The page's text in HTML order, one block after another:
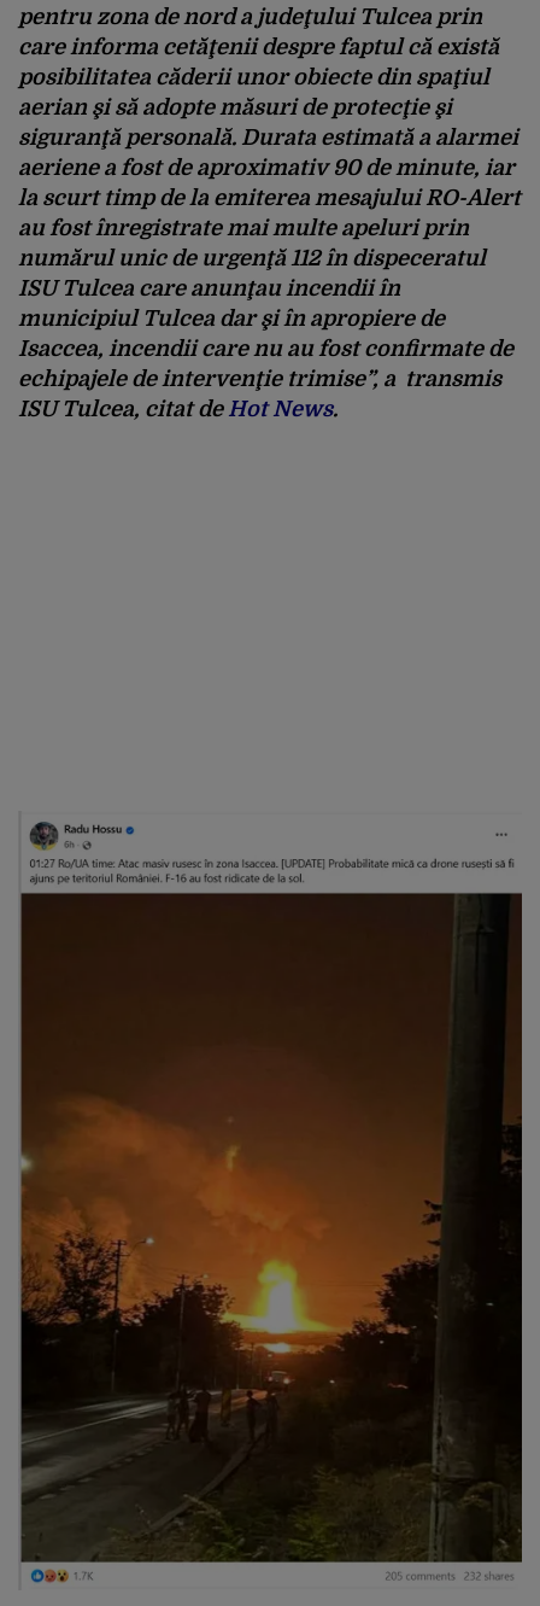
pentru zona de nord a judeţului Tulcea prin
care informa cetăţenii despre faptul că există
posibilitatea căderii unor obiecte din spaţiul
aerian şi să adopte măsuri de protecţie şi
siguranţă personală. Durata estimată a alarmei
aeriene a fost de aproximativ 90 de minute, iar
la scurt timp de la emiterea mesajului RO-Alert
au fost înregistrate mai multe apeluri prin
numărul unic de urgenţă 112 în dispeceratul
ISU Tulcea care anunţau incendii în
municipiul Tulcea dar şi în apropiere de
Isaccea, incendii care nu au fost confirmate de
echipajele de intervenţie trimise”, a transmis
ISU Tulcea, citat de Hot News.